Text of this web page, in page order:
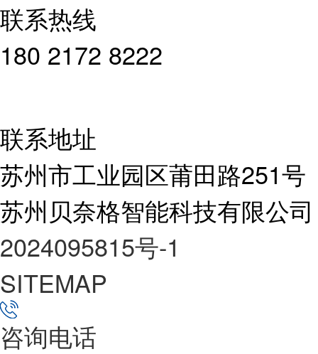
联系热线
180 2172 8222
联系地址
苏州市工业园区莆田路251号
苏州贝奈格智能科技有限公
2024095815号-1
SITEMAP
咨询电话